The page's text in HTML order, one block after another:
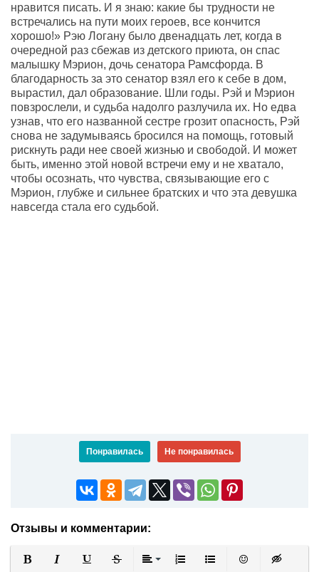
нравится писать. И я знаю: какие бы трудности не
встречались на пути моих героев, все кончится
хорошо!» Рэю Логану было двенадцать лет, когда в
очередной раз сбежав из детского приюта, он спас
малышку Мэрион, дочь сенатора Рамсфорда. В
благодарность за это сенатор взял его к себе в дом,
вырастил, дал образование. Шли годы. Рэй и Мэрион
повзрослели, и судьба надолго разлучила их. Но едва
узнав, что его названной сестре грозит опасность, Рэй
снова не задумываясь бросился на помощь, готовый
рискнуть ради нее своей жизнью и свободой. И может
быть, именно этой новой встречи ему и не хватало,
чтобы осознать, что чувства, связывающие его с
Мэрион, глубже и сильнее братских и что эта девушка
навсегда стала его судьбой.
Понравилась Не понравилась
Отзывы и комментарии: